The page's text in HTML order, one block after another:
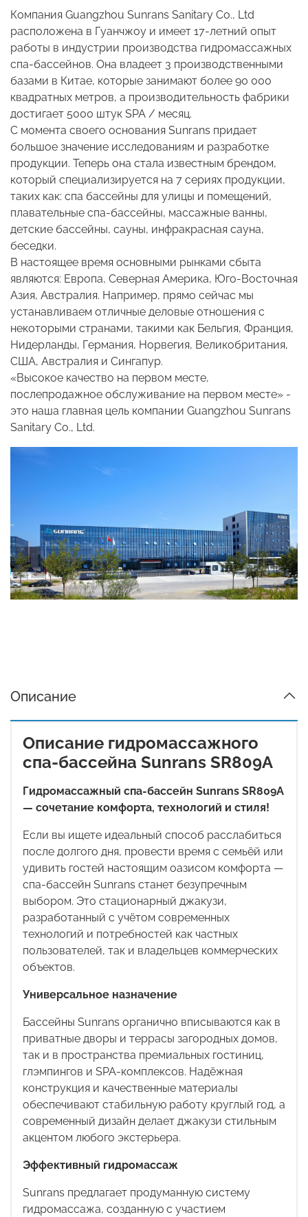
Компания Guangzhou Sunrans Sanitary Co., Ltd
расположена в Гуанчжоу и имеет 17-летний опыт
работы в индустрии производства гидромассажных
спа-бассейнов. Она владеет 3 производственными
базами в Китае, которые занимают более 90 000
квадратных метров, а производительность фабрики
достигает 5000 штук SPA / месяц.
С момента своего основания Sunrans придает
большое значение исследованиям и разработке
продукции. Теперь она стала известным брендом,
который специализируется на 7 сериях продукции,
таких как: спа бассейны для улицы и помещений,
плавательные спа-бассейны, массажные ванны,
детские бассейны, сауны, инфракрасная сауна,
беседки.
В настоящее время основными рынками сбыта
являются: Европа, Северная Америка, Юго-Восточная
Азия, Австралия. Например, прямо сейчас мы
устанавливаем отличные деловые отношения с
некоторыми странами, такими как Бельгия, Франция,
Нидерланды, Германия, Норвегия, Великобритания,
США, Австралия и Сингапур.
«Высокое качество на первом месте,
послепродажное обслуживание на первом месте» -
это наша главная цель компании Guangzhou Sunrans
Sanitary Co., Ltd.
Описание
Описание гидромассажного
спа-бассейна Sunrans SR809A
Гидромассажный спа-бассейн Sunrans SR809A
— сочетание комфорта, технологий и стиля!
Если вы ищете идеальный способ расслабиться
после долгого дня, провести время с семьёй или
удивить гостей настоящим оазисом комфорта —
спа-бассейн Sunrans станет безупречным
выбором. Это стационарный джакузи,
разработанный с учётом современных
технологий и потребностей как частных
пользователей, так и владельцев коммерческих
объектов.
Универсальное назначение
Бассейны Sunrans органично вписываются как в
приватные дворы и террасы загородных домов,
так и в пространства премиальных гостиниц,
глэмпингов и SPA-комплексов. Надёжная
конструкция и качественные материалы
обеспечивают стабильную работу круглый год, а
современный дизайн делает джакузи стильным
акцентом любого экстерьера.
Эффективный гидромассаж
Sunrans предлагает продуманную систему
гидромассажа, созданную с участием